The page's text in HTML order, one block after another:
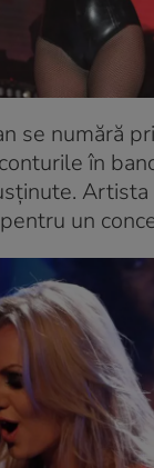
se numără
în
un